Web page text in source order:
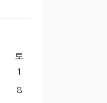
토
1
8